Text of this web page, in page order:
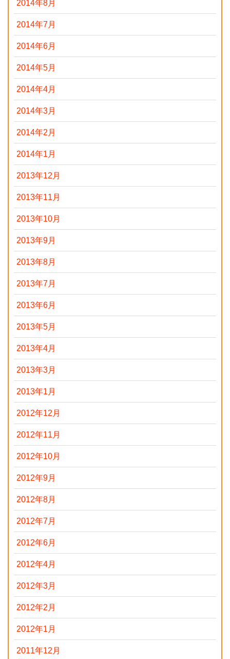
2014年8月
2014年7月
2014年6月
2014年5月
2014年4月
2014年3月
2014年2月
2014年1月
2013年12月
2013年11月
2013年10月
2013年9月
2013年8月
2013年7月
2013年6月
2013年5月
2013年4月
2013年3月
2013年1月
2012年12月
2012年11月
2012年10月
2012年9月
2012年8月
2012年7月
2012年6月
2012年4月
2012年3月
2012年2月
2012年1月
2011年12月